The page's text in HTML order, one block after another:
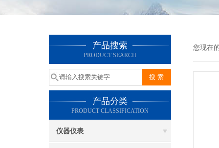
产品搜索
PRODUCT SEARCH
产品分类
PRODUCT CLASSIFICATION
仪器仪表
您现在